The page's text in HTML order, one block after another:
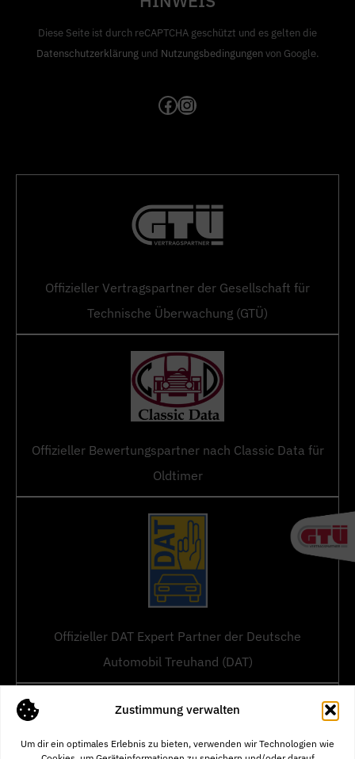
Zustimmung verwalten
Um dir ein optimales Erlebnis zu bieten, verwenden wir Technologien wie
Diese Seite ist durch reCAPTCHA geschützt und es gelten die
Datenschutzerklärungund Nutzungsbedingungenvon Google.
Facebook
Instagram
Offizieller Vertragspartner der Gesellschaft für
Technische Überwachung (GTÜ)
Offizieller Bewertungspartner nach Classic Data für
Oldtimer
Offizieller DAT Expert Partner der Deutsche
Automobil Treuhand (DAT)